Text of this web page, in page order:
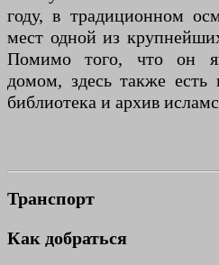
году, в традиционном
мест одной из
Помимо того, что он
домом, здесь также есть
библиотека и архив
Транспорт
Как добраться